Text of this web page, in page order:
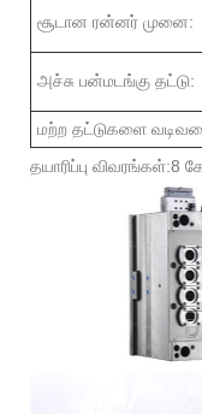
சூடான ரன்னர் முனை:
அச்சு பன்மடங்கு தட்டு:
மற்ற தட்டுகளை
தயாரிப்பு விவரங்கள்:8